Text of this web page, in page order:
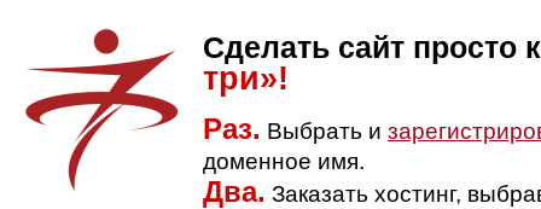
Сделать сайт просто
три»!
Раз. Выбрать и
доменное имя.
Два. Заказать хостинг,